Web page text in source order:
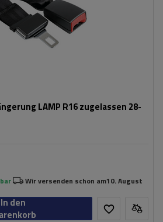
LAMP R16 zugelassen 28-
Wir versenden schon am10. August
In den